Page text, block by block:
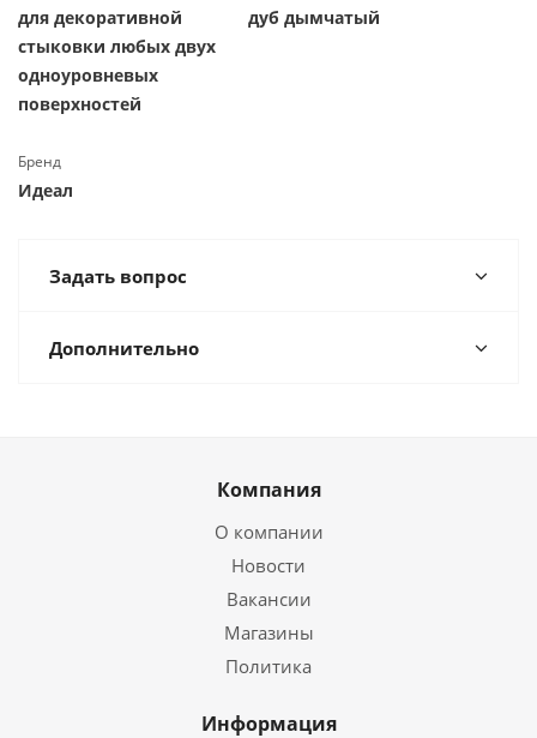
для декоративной
стыковки любых двух
одноуровневых
поверхностей
дуб дымчатый
Бренд
Идеал
Задать вопрос
Дополнительно
Компания
О компании
Новости
Вакансии
Магазины
Политика
Информация